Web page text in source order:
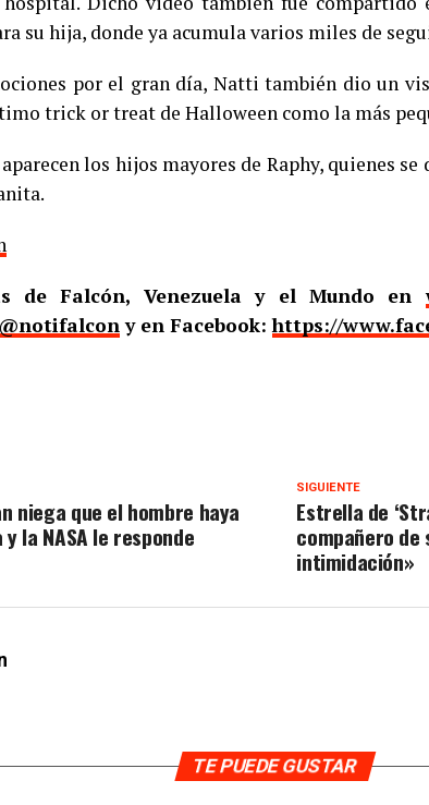
su hija, donde ya acumula varios miles de
por el gran día, Natti también dio un
trick or treat de Halloween como la más
los hijos mayores de Raphy, quienes
de Falcón, Venezuela y el Mundo en
@notifalcony en Facebook:https://
SIGUIENTE
Estrella de
compañero
intimidación»
niega que el hombre haya
la NASA le responde
TE PUEDE GUSTAR